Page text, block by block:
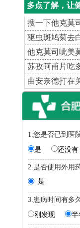
多点了解，让
搜一下他克莫
驱虫斑鸠菊去
他克莫司呲美
苏孜阿甫片吃
曲安奈德打在
1.您是否已到医
是
还没有
2.是否使用外用
是
3.患病时间有多
刚发现
半